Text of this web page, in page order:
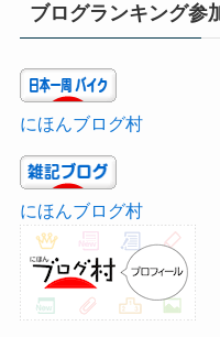
ブログランキング参
にほんブログ村
にほんブログ村